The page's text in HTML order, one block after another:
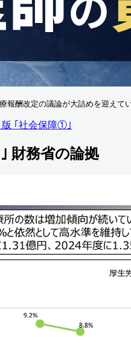
酬改定の議論が大詰めを迎えて
｢社会保障①｣
財務省の論拠